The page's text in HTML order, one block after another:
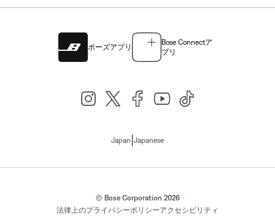
ボーズアプリ
Bose Connectア
プリ
Japan Japanese
© Bose Corporation 2026
法律上のプライバシーポリシーアクセシビリティ